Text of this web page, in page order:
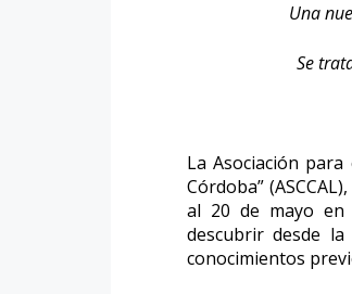
Una
Se
La Asociación
Córdoba”
al 20 de mayo en
descubrir desde
conocimientos